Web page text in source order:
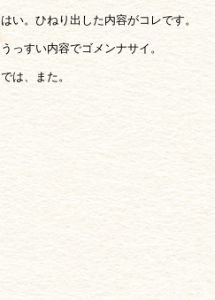
はい。ひねり出した内容がコレです。
うっすい内容でゴメンナサイ。
では、また。